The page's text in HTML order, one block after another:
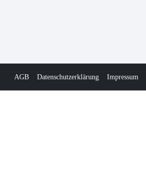
AGB Datenschutzerklärung Impressum